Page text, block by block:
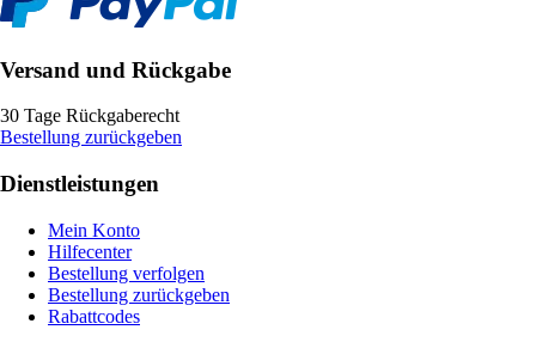
Versand und Rückgabe
30 Tage Rückgaberecht
Bestellung zurückgeben
Dienstleistungen
Mein Konto
Hilfecenter
Bestellung verfolgen
Bestellung zurückgeben
Rabattcodes